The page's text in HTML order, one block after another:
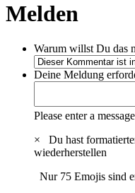
Melden
Warum willst Du das
Deine Meldung
Please enter a
×
Du hast
wiederherstellen
Nur 75 Emojis sind